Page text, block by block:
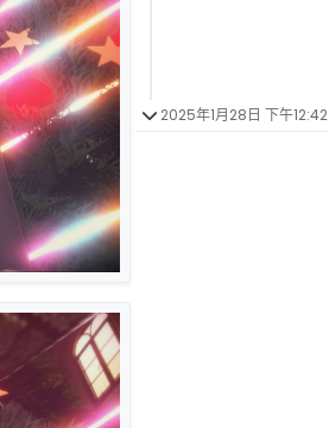
2025年1月28日 下午12:42